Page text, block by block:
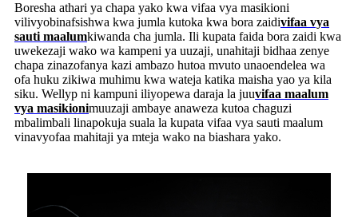
Boresha athari ya chapa yako kwa vifaa vya masikioni
vilivyobinafsishwa kwa jumla kutoka kwa bora zaidivifaa vya
sauti maalumkiwanda cha jumla. Ili kupata faida bora zaidi kwa
uwekezaji wako wa kampeni ya uuzaji, unahitaji bidhaa zenye
chapa zinazofanya kazi ambazo hutoa mvuto unaoendelea wa
ofa huku zikiwa muhimu kwa wateja katika maisha yao ya kila
siku. Wellyp ni kampuni iliyopewa daraja la juuvifaa maalum
vya masikionimuuzaji ambaye anaweza kutoa chaguzi
mbalimbali linapokuja suala la kupata vifaa vya sauti maalum
vinavyofaa mahitaji ya mteja wako na biashara yako.